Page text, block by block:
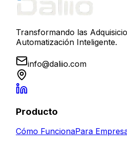
Transformando las
Automatización Inteligente.
info@daliio.com
Producto
Cómo FuncionaPara